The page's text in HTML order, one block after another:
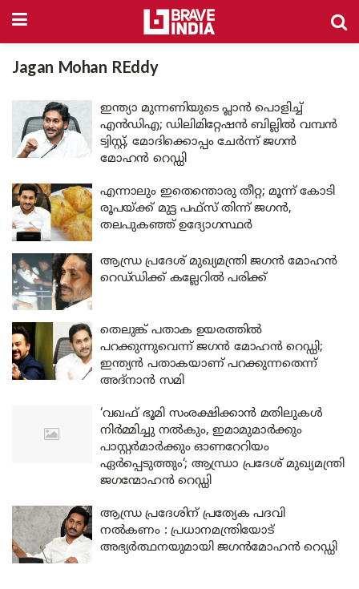
Jagan Mohan REddy
ഇന്ത്യാ മുന്നണിയുടെ പ്ലാൻ പൊളിച്ച്
എൻഡിഎ; ഡിലിമിറ്റേഷൻ ബില്ലിൽ വമ്പൻ
ട്വിസ്റ്റ്, മോദിക്കൊപ്പം ചേർന്ന് ജഗൻ
മോഹൻ റെഡ്ഡി
എന്നാലും ഇതെന്തൊരു തീറ്റ; മൂന്ന് കോടി
രൂപയ്ക്ക് മുട്ട പഫ്സ് തിന്ന് ജഗന്‍,
തലപുകഞ്ഞ് ഉദ്യോഗസ്ഥര്‍
ആന്ധ്ര പ്രദേശ് മുഖ്യമന്ത്രി ജഗൻ മോഹൻ
റെഡ്‌ഡിക്ക് കല്ലേറിൽ പരിക്ക്
തെലുങ്ക് പതാക ഉയരത്തിൽ
പറക്കുന്നുവെന്ന് ജഗൻ മോഹൻ റെഡ്ഡി;
ഇന്ത്യൻ പതാകയാണ് പറക്കുന്നതെന്ന്
അദ്നാൻ സമി
‘വഖഫ് ഭൂമി സംരക്ഷിക്കാൻ മതിലുകൾ
നിർമ്മിച്ചു നൽകും, ഇമാമുമാർക്കും
പാസ്റ്റർമാർക്കും ഓണറേറിയം
ഏർപ്പെടുത്തും‘; ആന്ധ്രാ പ്രദേശ് മുഖ്യമന്ത്രി
ജഗന്മോഹൻ റെഡ്ഡി
ആന്ധ്ര പ്രദേശിന് പ്രത്യേക പദവി
നൽകണം : പ്രധാനമന്ത്രിയോട്
അഭ്യർത്ഥനയുമായി ജഗൻമോഹൻ റെഡ്ഡി